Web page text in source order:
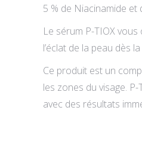
5 % de Niacinamide et
Le sérum P-TIOX
l’éclat de la peau dès
Ce produit est un
les zones du visage.
avec des résultats